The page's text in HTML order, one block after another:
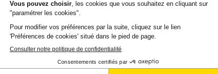
commande est souvent attendue avec impatience.